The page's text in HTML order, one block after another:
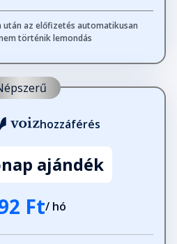
az előfizetés automatikusan
történik lemondás
hozzáférés
ajándék
Ft/ hó